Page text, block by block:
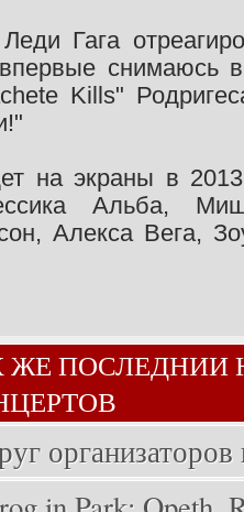
Гага
снимаюсь
Kills"
на экраны в
Альба,
Алекса Вега,
ЖЕ ПОСЛЕДНИИ